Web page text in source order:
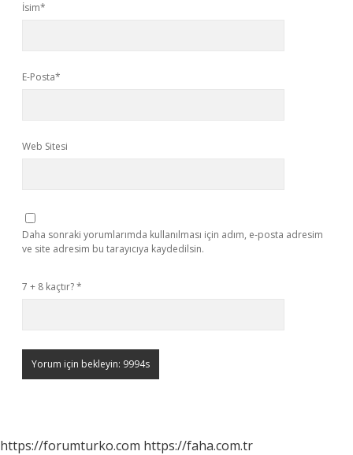
İsim*
E-Posta*
Web Sitesi
Daha sonraki yorumlarımda kullanılması için adım, e-posta adresim
ve site adresim bu tarayıcıya kaydedilsin.
7 + 8 kaçtır?*
https://forumturko.com https://faha.com.tr